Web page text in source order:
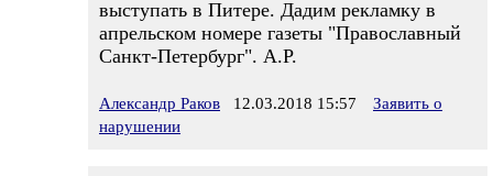
выступать в Питере. Дадим рекламку в
апрельском номере газеты "Православный
Санкт-Петербург". А.Р.
Александр Раков 12.03.2018 15:57
Заявить о
нарушении